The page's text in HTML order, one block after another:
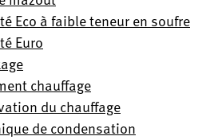
Eco à faible teneur en soufre
Euro
chauffage
du chauffage
de condensation